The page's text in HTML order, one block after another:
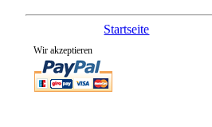
Startseite
Wir akzeptieren